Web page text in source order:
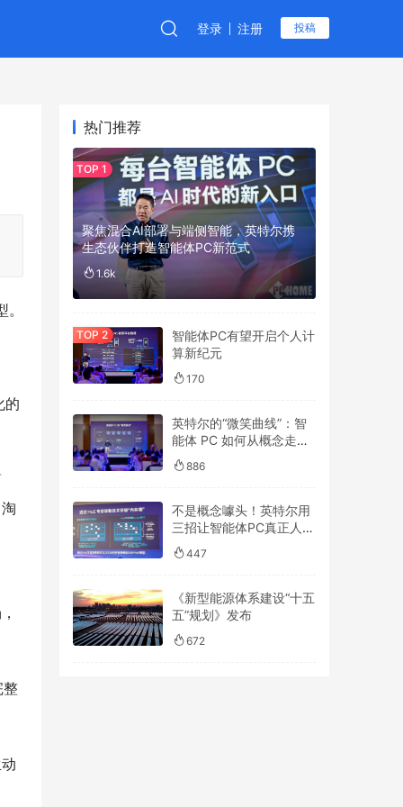
登录 注册 投稿
的
整
热门推荐
聚焦混合AI部署与端侧智能，英特尔携
生态伙伴打造智能体PC新范式
1.6k
智能体PC有望开启个人计
算新纪元
170
英特尔的“微笑曲线”：智
能体 PC 如何从概念走
向“人人可用”
886
不是概念噱头！英特尔用
三招让智能体PC真正人人
可用
447
《新型能源体系建设“十五
五”规划》发布
672